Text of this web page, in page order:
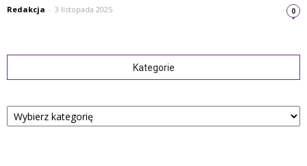
Redakcja - 3 listopada 2025 0
Kategorie
Kategorie